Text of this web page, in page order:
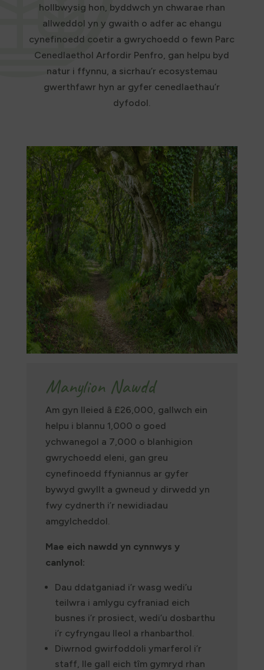
hollbwysig hon, byddwch yn chwarae rhan
allweddol yn y gwaith o adfer ac ehangu
cynefinoedd coetir a gwrychoedd o fewn Parc
Cenedlaethol Arfordir Penfro, gan helpu byd
natur i ffynnu, a sicrhau’r ecosystemau
gwerthfawr hyn ar gyfer cenedlaethau’r
dyfodol.
Manylion Nawdd
Am gyn lleied â £26,000, gallwch ein
helpu i blannu 1,000 o goed
ychwanegol a 7,000 o blanhigion
gwrychoedd eleni, gan greu
cynefinoedd ffyniannus ar gyfer
bywyd gwyllt a gwneud y dirwedd yn
fwy cydnerth i’r newidiadau
amgylcheddol.
Mae eich nawdd yn cynnwys y
canlynol:
Dau ddatganiad i’r wasg wedi’u
teilwra i amlygu cyfraniad eich
busnes i’r prosiect, wedi’u dosbarthu
i’r cyfryngau lleol a rhanbarthol.
Diwrnod gwirfoddoli ymarferol i’r
staff, lle gall eich tîm gymryd rhan